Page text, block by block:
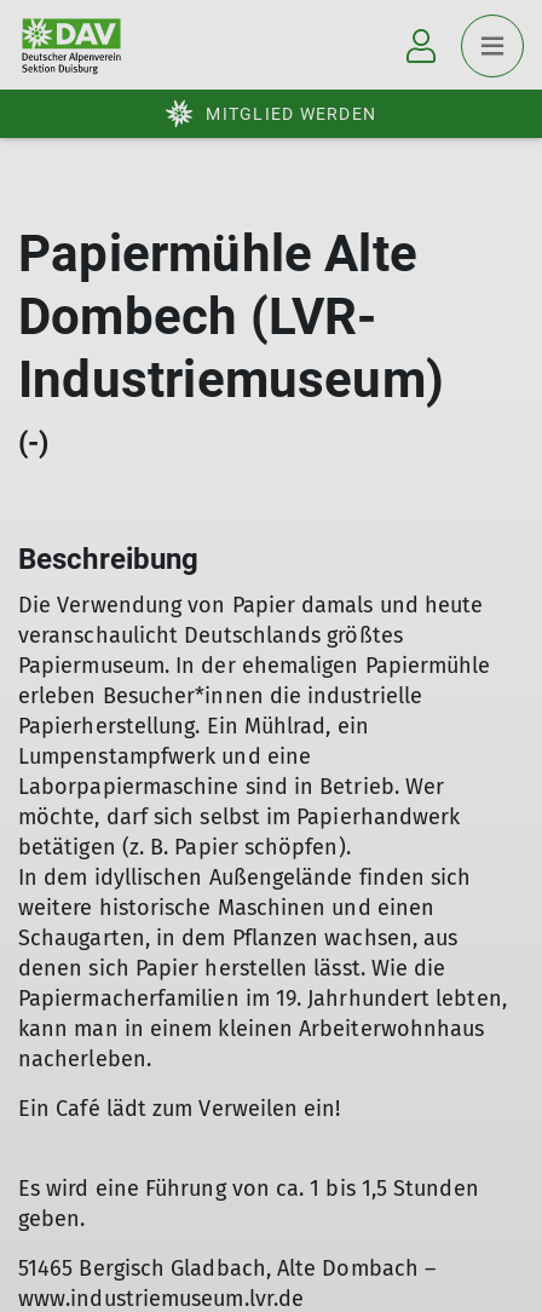
MITGLIED WERDEN
Papiermühle Alte
Dombech (LVR-
Industriemuseum)
(-)
Beschreibung
Die Verwendung von Papier damals und heute
veranschaulicht Deutschlands größtes
Papiermuseum. In der ehemaligen Papiermühle
erleben Besucher*innen die industrielle
Papierherstellung. Ein Mühlrad, ein
Lumpenstampfwerk und eine
Laborpapiermaschine sind in Betrieb. Wer
möchte, darf sich selbst im Papierhandwerk
betätigen (z. B. Papier schöpfen).
In dem idyllischen Außengelände finden sich
weitere historische Maschinen und einen
Schaugarten, in dem Pflanzen wachsen, aus
denen sich Papier herstellen lässt. Wie die
Papiermacherfamilien im 19. Jahrhundert lebten,
kann man in einem kleinen Arbeiterwohnhaus
nacherleben.
Ein Café lädt zum Verweilen ein!
Es wird eine Führung von ca. 1 bis 1,5 Stunden
geben.
51465 Bergisch Gladbach, Alte Dombach –
www.industriemuseum.lvr.de